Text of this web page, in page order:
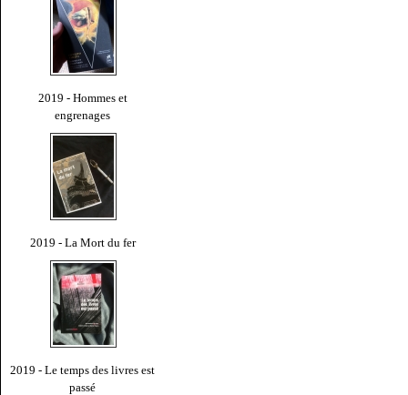
2019 - Hommes et
engrenages
2019 - La Mort du fer
2019 - Le temps des livres est
passé